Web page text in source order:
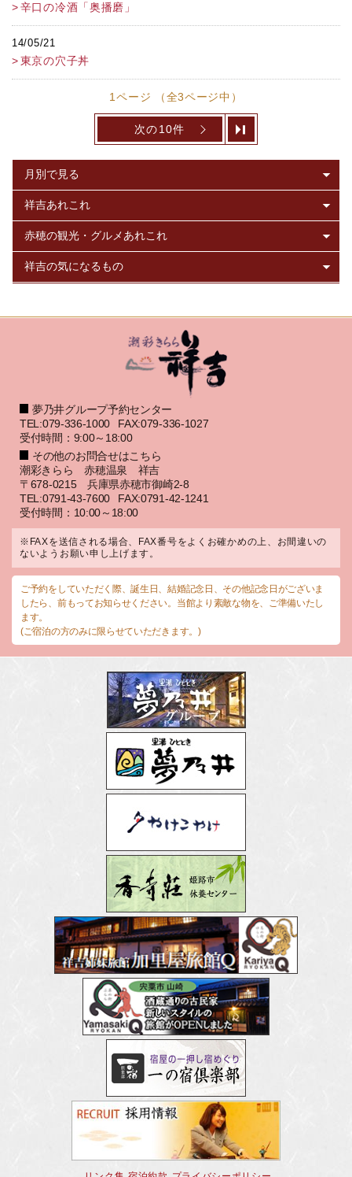
辛口の冷酒「奥播磨」
14/05/21
東京の穴子丼
1ページ （全3ページ中）
次の10件
夢乃井グループ予約センター
TEL:079-336-1000
FAX:079-336-1027
受付時間：9:00～18:00
その他のお問合せはこちら
潮彩きらら 赤穂温泉 祥吉
〒678-0215 兵庫県赤穂市御崎2-8
TEL:0791-43-7600
FAX:0791-42-1241
受付時間：10:00～18:00
※FAXを送信される場合、FAX番号をよくお確かめの上、お間違いの
ないようお願い申し上げます。
ご予約をしていただく際、誕生日、結婚記念日、その他記念日がございま
したら、前もってお知らせください。当館より素敵な物を、ご準備いたし
ます。
(ご宿泊の方のみに限らせていただきます。)